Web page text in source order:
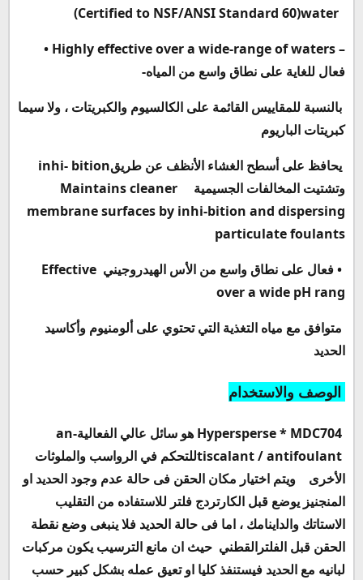
water
(Certified to NSF/ANSI Standard 60)
• Highly effective over a wide-range of waters –
فعال للغاية على نطاق واسع من المياه-
بالنسبة للمقاييس القائمة على الكالسيوم والكبريتات ، ولا سيما
كبريتات الباريوم
يحافظ على أسطح الغشاء الأنظف عن طريقinhi- bition
وتشتيت المخالفات الجسيمية
Maintains cleaner
membrane surfaces by inhi-bition and dispersing
particulate foulants
•فعال على نطاق واسع من الأس الهيدروجيني Effective
over a wide pH rang
متوافق مع مياه التغذية التي تحتوي على ألومنيوم وأكاسيد
الحديد
الوصف والاستخدام
Hypersperse * MDC704 هو سائل عالي الفعاليةan-
tiscalant / antifoulantللتحكم في الرواسب والملوثات
الأخرى
ويتم اختيار مكان الحقن فى حالة عدم وجود الحديد او
المنجنيز يوضع قبل الكارتردج فلتر للاستفاده من التقليب
الاستاتك والداينامك ، اما فى حالة الحديد فلا ينبغى وضع نقطة
الحقن قبل الفلترالقطني حيث ان مانع الترسيب يكون مركبات
لبانيه مع الحديد فيستنفذ كليا او تعيق عمله بشكل كبير حسب